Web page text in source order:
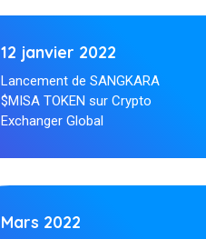
12 janvier 2022
Lancement de SANGKARA
$MISA TOKEN sur Crypto
Exchanger Global
Mars 2022